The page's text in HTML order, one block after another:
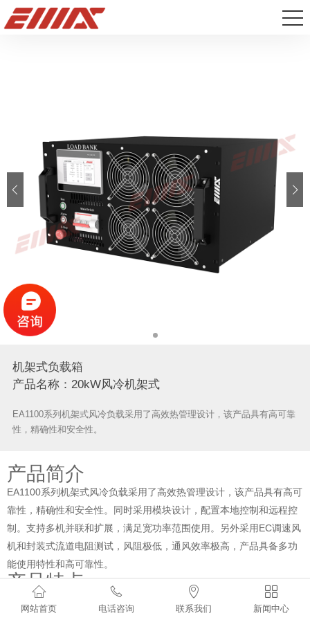
机架式负载箱
产品名称：20kW风冷机架式
EA1100系列机架式风冷负载采用了高效热管理设计，该产品具有高可靠
性，精确性和安全性。
产品简介
EA1100系列机架式风冷负载采用了高效热管理设计，该产品具有高可
靠性，精确性和安全性。同时采用模块设计，配置本地控制和远程控
制。支持多机并联和扩展，满足宽功率范围使用。另外采用EC调速风
机和封装式流道电阻测试，风阻极低，通风效率极高，产品具备多功
能使用特性和高可靠性。
产品特点
高性能高效率

网站首页

电话咨询

联系我们

新闻中心